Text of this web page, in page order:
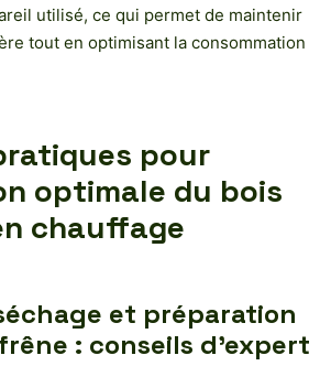
utilisé, ce qui permet de maintenir
tout en optimisant la consommation
pour
optimale du bois
chauffage
et préparation
: conseils d’expert